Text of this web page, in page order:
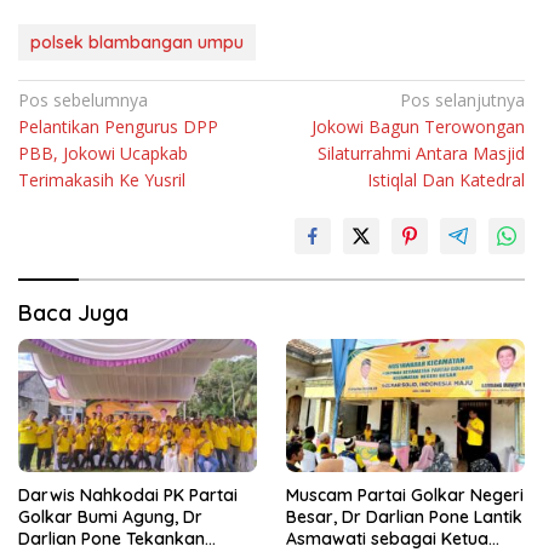
polsek blambangan umpu
Navigasi
pos
Pos sebelumnya
Pelantikan Pengurus DPP
PBB, Jokowi Ucapkab
Terimakasih Ke Yusril
Pos selanjutnya
Jokowi Bagun Terowongan
Silaturrahmi Antara Masjid
Istiqlal Dan Katedral
Baca Juga
Darwis Nahkodai PK Partai
Golkar Bumi Agung, Dr
Darlian Pone Tekankan
Muscam Partai Golkar Negeri
Besar, Dr Darlian Pone Lantik
Asmawati sebagai Ketua